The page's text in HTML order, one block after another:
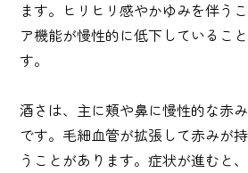
ます。ヒリヒリ感やかゆみを伴う
ア機能が慢性的に低下しているこ
す。
酒さは、主に頬や鼻に慢性的な赤
です。毛細血管が拡張して赤みが
うことがあります。症状が進むと